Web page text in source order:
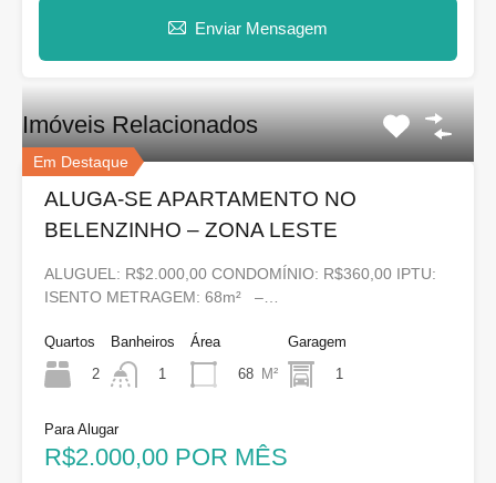
Enviar Mensagem
Imóveis Relacionados
Em Destaque
ALUGA-SE APARTAMENTO NO
BELENZINHO – ZONA LESTE
ALUGUEL: R$2.000,00 CONDOMÍNIO: R$360,00 IPTU:
ISENTO METRAGEM: 68m² –…
Quartos
2
Banheiros
1
Área
68 M²
Garagem
1
Para Alugar
R$2.000,00 POR MÊS